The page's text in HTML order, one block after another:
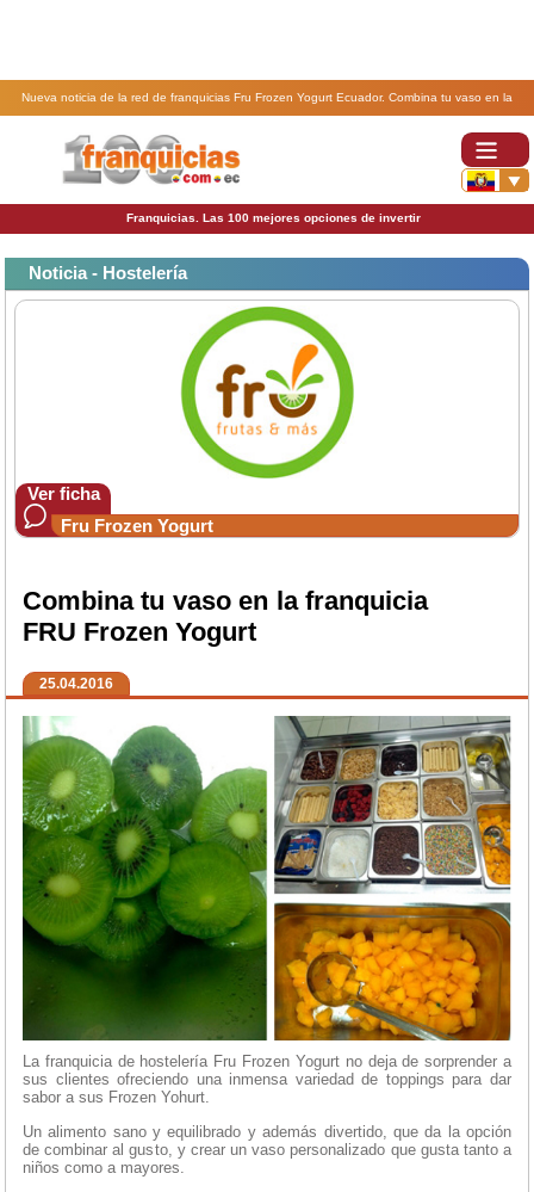
Nueva noticia de la red de franquicias Fru Frozen Yogurt Ecuador. Combina tu vaso en la
Franquicias. Las 100 mejores opciones de invertir
Noticia - Hostelería
Ver ficha
Fru Frozen Yogurt
Combina tu vaso en la franquicia
FRU Frozen Yogurt
25.04.2016
La franquicia de hostelería Fru Frozen Yogurt no deja de sorprender a
sus clientes ofreciendo una inmensa variedad de toppings para dar
sabor a sus Frozen Yohurt.
Un alimento sano y equilibrado y además divertido, que da la opción
de combinar al gusto, y crear un vaso personalizado que gusta tanto a
niños como a mayores.